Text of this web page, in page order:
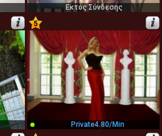
Εκτός Σύνδεσης
5
14
Private4.80/min